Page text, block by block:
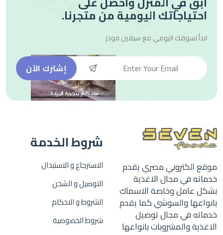
احتياجاتك اليومية من متجرنا.
ابدأ تسوقك اليومي معسيفين فودز
إشترك الآن
موقع الكتروني مصري يقدم
خدماته في مجال الاغذية
بشكل عامل وخاصة الاسماك
بانواعها والسوشي كما يقدم
خدماته في مجال توصيل
الاغذية والمشروبات بانواعها
شروط الخدمة
الاسترجاع و الاستبدال
التوصيل و الشحن
الشروط و الاحكام
شروط الخصوصية